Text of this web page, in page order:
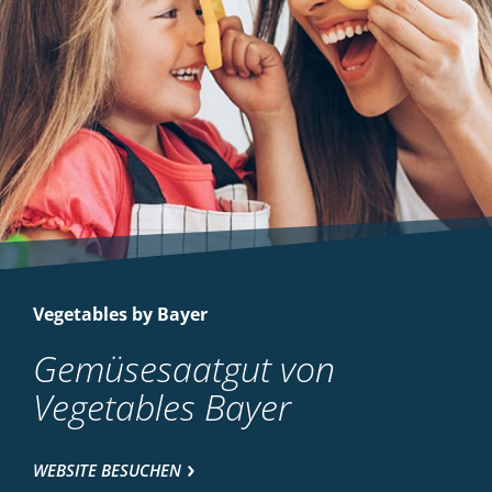
Vegetables by Bayer
Gemüsesaatgut von
Vegetables Bayer
WEBSITE BESUCHEN